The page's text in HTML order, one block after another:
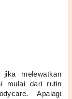
melewatkan
mulai dari rutin
Apalagi